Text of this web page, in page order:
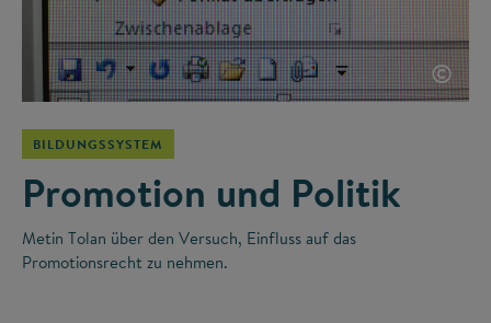
©
BILDUNGSSYSTEM
Promotion und Politik
Metin Tolan über den Versuch, Einfluss auf das
Promotionsrecht zu nehmen.